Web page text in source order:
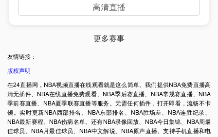
高清直播
更多赛事
友情链接：
版权声明
在24直播网，NBA视频直播在线观看就是这么简单。我们提供NBA免费直播高
清无插件、NBA在线直播免费观看、NBA季后赛直播、NBA常规赛直播、NBA
季前赛直播、NBA夏季联赛直播等服务。无需任何插件，打开即看，流畅不卡
顿。实时更新NBA西部排名、NBA东部排名、NBA胜场差、NBA连胜纪录、
NBA最新赛程、NBA伤病名单。还有NBA录像回放、NBA今日集锦、NBA周最
佳球员、NBA月最佳球员、NBA中文解说、NBA原声直播。支持手机直播和电